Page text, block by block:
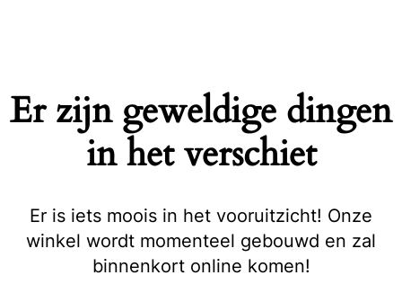
Er zijn geweldige dingen
in het verschiet
Er is iets moois in het vooruitzicht! Onze
winkel wordt momenteel gebouwd en zal
binnenkort online komen!